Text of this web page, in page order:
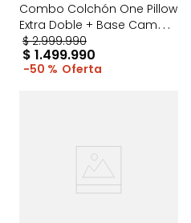
Combo Colchón One Pillow
Extra Doble + Base Cama
Gris/Blanco
$ 2.999.990
$ 1.499.990
50 %